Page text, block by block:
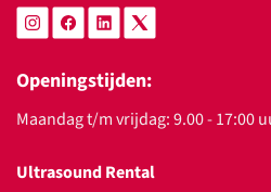
Openingstijden:
Maandag t/m vrijdag: 9.00 - 17:00
Ultrasound Rental